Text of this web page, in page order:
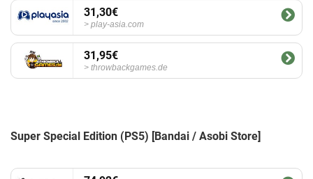
31,30€
play-asia.com
31,95€
throwbackgames.de
Super Special Edition (PS5) [Bandai / Asobi Store]